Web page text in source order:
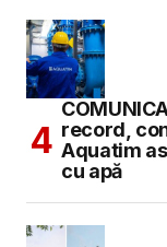
record,
Aquatim
cu apă